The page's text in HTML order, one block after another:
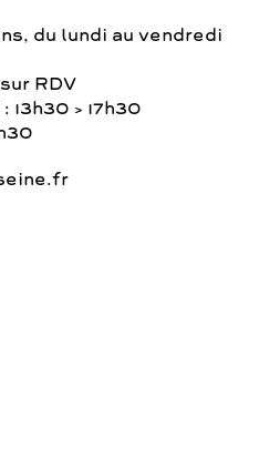
du lundi au vendredi
RDV
> 17h30